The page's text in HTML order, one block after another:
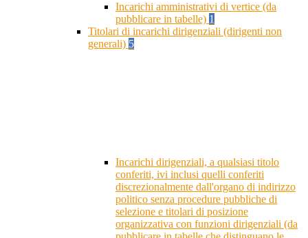
Incarichi amministrativi di vertice (da
pubblicare in tabelle) 1
Titolari di incarichi dirigenziali (dirigenti non
generali) 5
Incarichi dirigenziali, a qualsiasi titolo
conferiti, ivi inclusi quelli conferiti
discrezionalmente dall'organo di indirizzo
politico senza procedure pubbliche di
selezione e titolari di posizione
organizzativa con funzioni dirigenziali (da